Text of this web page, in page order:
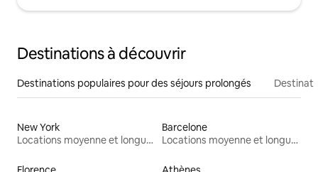
Destinations à découvrir
Destinations populaires pour des séjours prolongés
New York
Locations moyenne et longue durée
Barcelone
Locations moyenne et longue durée